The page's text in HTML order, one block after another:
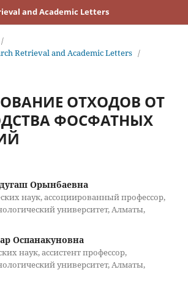
and Academic Letters
/
Retrieval and Academic Letters /
ОТХОДОВ ОТ
ФОСФАТНЫХ
Орынбаевна
наук, ассоциированный профессор,
университет, Алматы,
Оспанакуновна
наук, ассистент профессор,
университет, Алматы,